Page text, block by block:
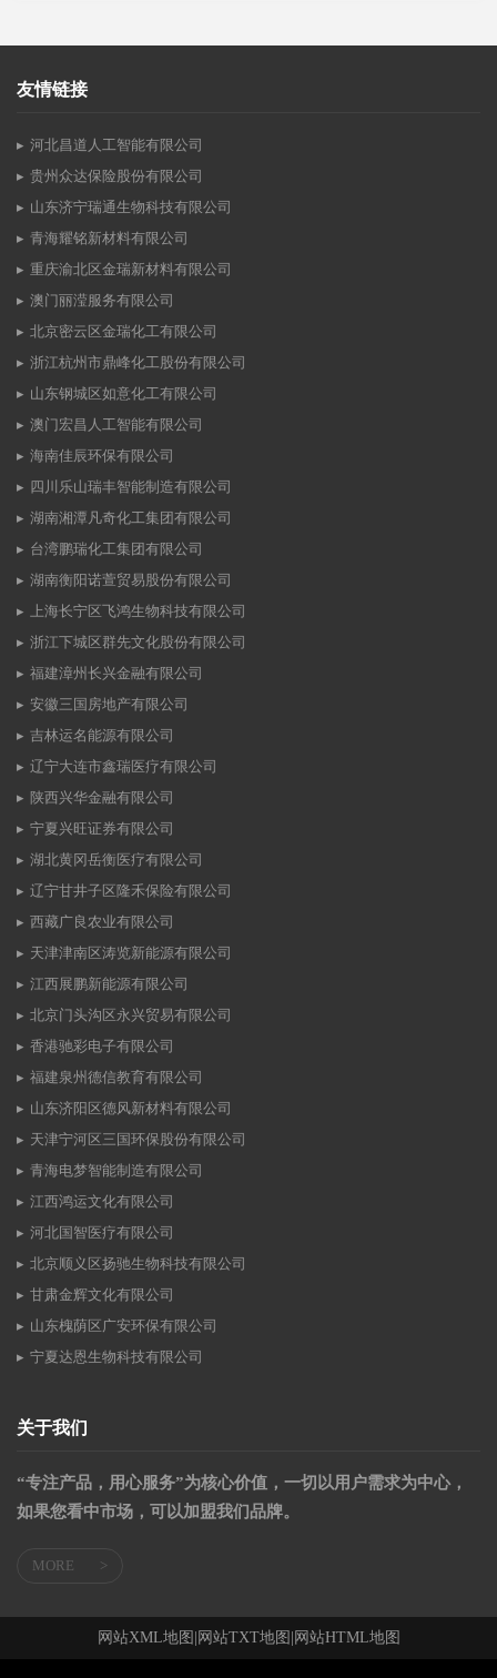
友情链接
河北昌道人工智能有限公司
贵州众达保险股份有限公司
山东济宁瑞通生物科技有限公司
青海耀铭新材料有限公司
重庆渝北区金瑞新材料有限公司
澳门丽滢服务有限公司
北京密云区金瑞化工有限公司
浙江杭州市鼎峰化工股份有限公司
山东钢城区如意化工有限公司
澳门宏昌人工智能有限公司
海南佳辰环保有限公司
四川乐山瑞丰智能制造有限公司
湖南湘潭凡奇化工集团有限公司
台湾鹏瑞化工集团有限公司
湖南衡阳诺萱贸易股份有限公司
上海长宁区飞鸿生物科技有限公司
浙江下城区群先文化股份有限公司
福建漳州长兴金融有限公司
安徽三国房地产有限公司
吉林运名能源有限公司
辽宁大连市鑫瑞医疗有限公司
陕西兴华金融有限公司
宁夏兴旺证券有限公司
湖北黄冈岳衡医疗有限公司
辽宁甘井子区隆禾保险有限公司
西藏广良农业有限公司
天津津南区涛览新能源有限公司
江西展鹏新能源有限公司
北京门头沟区永兴贸易有限公司
香港驰彩电子有限公司
福建泉州德信教育有限公司
山东济阳区德风新材料有限公司
天津宁河区三国环保股份有限公司
青海电梦智能制造有限公司
江西鸿运文化有限公司
河北国智医疗有限公司
北京顺义区扬驰生物科技有限公司
甘肃金辉文化有限公司
山东槐荫区广安环保有限公司
宁夏达恩生物科技有限公司
关于我们
“专注产品，用心服务”为核心价值，一切以用户需求为中心，
如果您看中市场，可以加盟我们品牌。
MORE >
网站XML地图 网站TXT地图 网站HTML地图